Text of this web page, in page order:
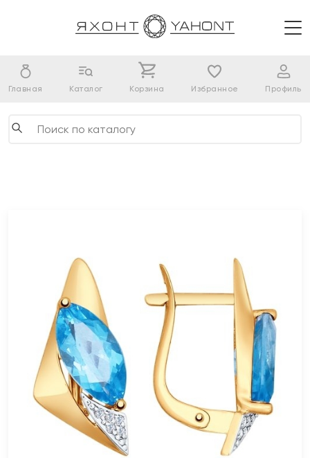
Главная Каталог Корзина Избранное Профиль